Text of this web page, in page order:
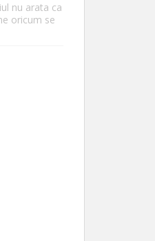
nu arata ca
oricum se